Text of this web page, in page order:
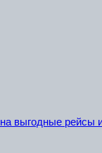
выгодные рейсы